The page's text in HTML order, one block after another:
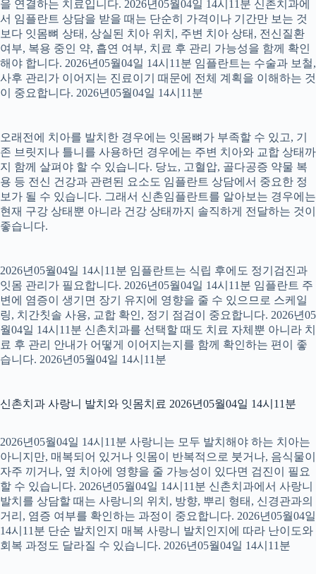
을 연결하는 치료입니다. 2026년05월04일 14시11분 신촌치과에
서 임플란트 상담을 받을 때는 단순히 가격이나 기간만 보는 것
보다 잇몸뼈 상태, 상실된 치아 위치, 주변 치아 상태, 전신질환
여부, 복용 중인 약, 흡연 여부, 치료 후 관리 가능성을 함께 확인
해야 합니다. 2026년05월04일 14시11분 임플란트는 수술과 보철,
사후 관리가 이어지는 진료이기 때문에 전체 계획을 이해하는 것
이 중요합니다. 2026년05월04일 14시11분
오래전에 치아를 발치한 경우에는 잇몸뼈가 부족할 수 있고, 기
존 브릿지나 틀니를 사용하던 경우에는 주변 치아와 교합 상태까
지 함께 살펴야 할 수 있습니다. 당뇨, 고혈압, 골다공증 약물 복
용 등 전신 건강과 관련된 요소도 임플란트 상담에서 중요한 정
보가 될 수 있습니다. 그래서 신촌임플란트를 알아보는 경우에는
현재 구강 상태뿐 아니라 건강 상태까지 솔직하게 전달하는 것이
좋습니다.
2026년05월04일 14시11분 임플란트는 식립 후에도 정기검진과
잇몸 관리가 필요합니다. 2026년05월04일 14시11분 임플란트 주
변에 염증이 생기면 장기 유지에 영향을 줄 수 있으므로 스케일
링, 치간칫솔 사용, 교합 확인, 정기 점검이 중요합니다. 2026년05
월04일 14시11분 신촌치과를 선택할 때도 치료 자체뿐 아니라 치
료 후 관리 안내가 어떻게 이어지는지를 함께 확인하는 편이 좋
습니다. 2026년05월04일 14시11분
신촌치과 사랑니 발치와 잇몸치료 2026년05월04일 14시11분
2026년05월04일 14시11분 사랑니는 모두 발치해야 하는 치아는
아니지만, 매복되어 있거나 잇몸이 반복적으로 붓거나, 음식물이
자주 끼거나, 옆 치아에 영향을 줄 가능성이 있다면 검진이 필요
할 수 있습니다. 2026년05월04일 14시11분 신촌치과에서 사랑니
발치를 상담할 때는 사랑니의 위치, 방향, 뿌리 형태, 신경관과의
거리, 염증 여부를 확인하는 과정이 중요합니다. 2026년05월04일
14시11분 단순 발치인지 매복 사랑니 발치인지에 따라 난이도와
회복 과정도 달라질 수 있습니다. 2026년05월04일 14시11분